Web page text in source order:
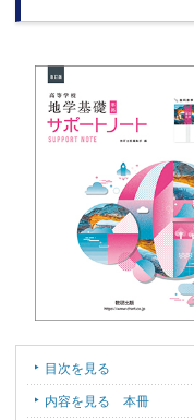
目次を見る
内容を見る 本冊